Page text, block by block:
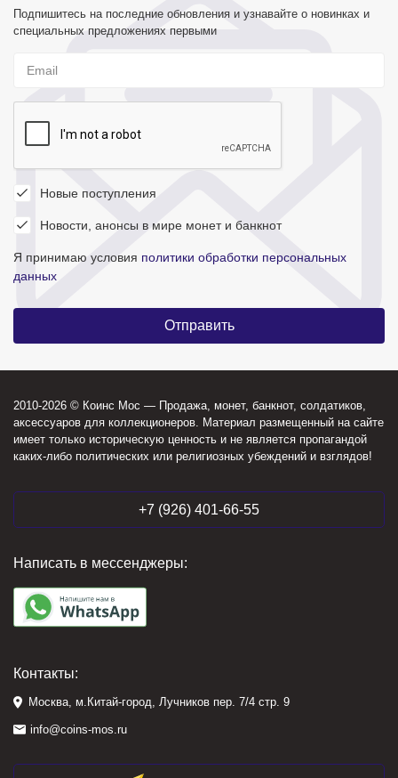
Подпишитесь на последние обновления и узнавайте о новинках и
специальных предложениях первыми
Новые поступления
Новости, анонсы в мире монет и банкнот
Я принимаю условия политики обработки персональных
данных
2010-2026 © Коинс Мос — Продажа, монет, банкнот, солдатиков,
аксессуаров для коллекционеров. Материал размещенный на сайте
имеет только историческую ценность и не является пропагандой
каких-либо политических или религиозных убеждений и взглядов!
+7 (926) 401-66-55
Написать в мессенджеры:
Контакты:
Москва, м.Китай-город, Лучников пер. 7/4 стр. 9
info@coins-mos.ru